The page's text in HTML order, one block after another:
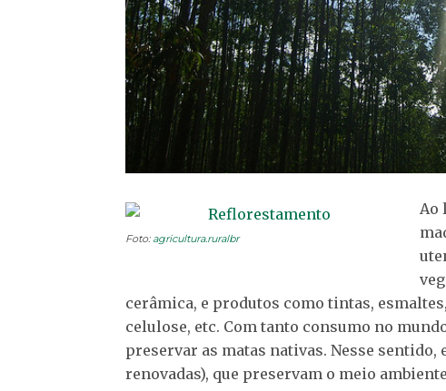
Foto: agricultura.ruralbr
Ao
cerâmica, e produtos como tintas,
celulose, etc. Com tanto consumo no
preservar as matas nativas. Nesse
renovadas), que preservam o meio